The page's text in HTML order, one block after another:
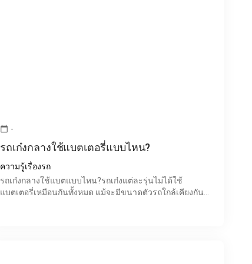
calendar_today -
รถเก๋งกลางใช้แบตเตอรี่แบบไหน?
ความรู้เรื่องรถ
รถเก๋งกลางใช้แบตแบบไหน?รถเก๋งแต่ละรุ่นไม่ได้ใช้
แบตเตอรี่เหมือนกันทั้งหมด แม้จะมีขนาดตัวรถใกล้เคียงกัน